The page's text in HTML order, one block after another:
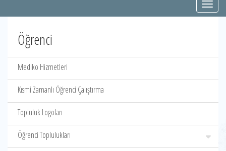
Öğrenci
Mediko Hizmetleri
Kısmi Zamanlı Öğrenci Çalıştırma
Topluluk Logoları
Öğrenci Toplulukları